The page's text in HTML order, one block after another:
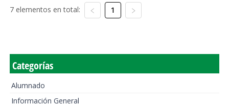
7 elementos en total: 1
Categorías
Alumnado
Información General